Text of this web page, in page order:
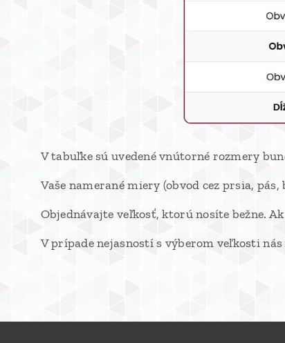
V tabuľke sú uvedené vnútorné rozmery
Vaše namerané miery (obvod cez prsia,
Objednávajte veľkosť, ktorú nosíte bežne.
V prípade nejasností s výberom veľkosti